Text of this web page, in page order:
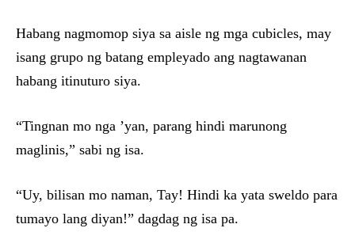
Habang nagmomop siya sa aisle ng mga cubicles, may
isang grupo ng batang empleyado ang nagtawanan
habang itinuturo siya.
“Tingnan mo nga ’yan, parang hindi marunong
maglinis,” sabi ng isa.
“Uy, bilisan mo naman, Tay! Hindi ka yata sweldo para
tumayo lang diyan!” dagdag ng isa pa.